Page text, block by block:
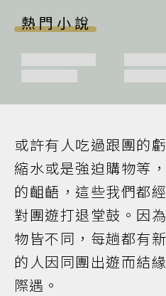
熱門小說
或許有人吃過跟團的
縮水或是強迫購物等
的齟齬，這些我們都
對團遊打退堂鼓。因
物皆不同，每趟都有
的人因同團出遊而結
際遇。